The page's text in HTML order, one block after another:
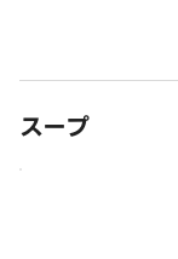
スープ